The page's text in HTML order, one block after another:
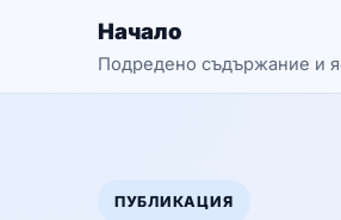
Начало
Подредено съдържание и
ПУБЛИКАЦИЯ